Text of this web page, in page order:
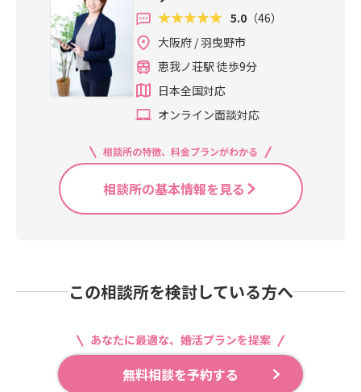
5.0 （46）
大阪府 / 羽曳野市
恵我ノ荘駅 徒歩9分
日本全国対応
オンライン面談対応
相談所の特徴、料金プランがわかる
相談所の基本情報を見る
この相談所を検討している方へ
あなたに最適な、婚活プランを提案
無料相談を予約する